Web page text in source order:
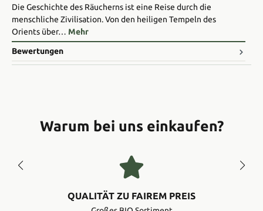
Die Geschichte des Räucherns ist eine Reise durch die
menschliche Zivilisation. Von den heiligen Tempeln des
Orients über… Mehr
Bewertungen
Warum bei uns einkaufen?
QUALITÄT ZU FAIREM PREIS